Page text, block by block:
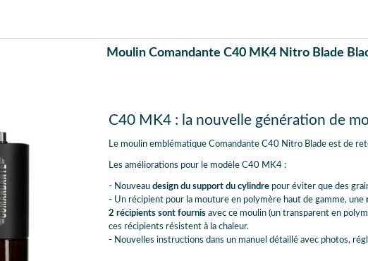
Moulin Comandante C40 MK4 Nitro Blade
C40 MK4 : la nouvelle génération de
Le moulin emblématique Comandante C40 Nitro Blade est de
Les améliorations pour le modèle C40 MK4 :
- Nouveau design du support du cylindrepour éviter que des
- Un récipient pour la mouture en polymère haut de gamme, une
2 récipients sont fournisavec ce moulin (un transparent en
ces récipients résistent à la chaleur.
- Nouvelles instructions dans un manuel détaillé avec photos,